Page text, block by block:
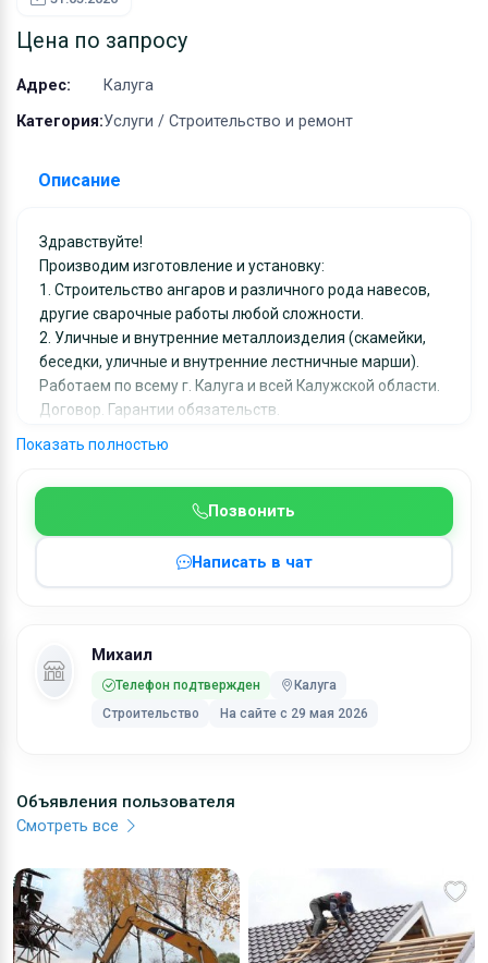
Позвонить
Написать в чат
Михаил
Телефон подтвержден
Калуга
Строительство
На сайте с 29 мая 2026
Цена по запросу
Адрес:
Калуга
Категория:Услуги / Строительство и ремонт
Описание
Здравствуйте!
Производим изготовление и установку:
1. Строительство ангаров и различного рода навесов,
другие сварочные работы любой сложности.
2. Уличные и внутренние металлоизделия (скамейки,
беседки, уличные и внутренние лестничные марши).
Работаем по всему г. Калуга и всей Калужской области.
Договор. Гарантии обязательств.
Сварочные работы различной сложности.
Показать полностью
Объявления пользователя
Смотреть все
Материалы